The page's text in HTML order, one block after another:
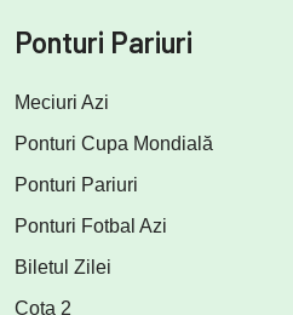
Ponturi Pariuri
Meciuri Azi
Ponturi Cupa Mondială
Ponturi Pariuri
Ponturi Fotbal Azi
Biletul Zilei
Cota 2